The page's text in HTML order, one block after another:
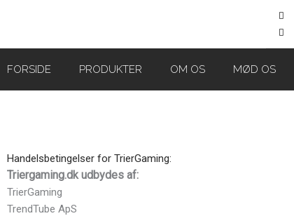
FORSIDE PRODUKTER OM OS MØD OS
Handelsbetingelser for TrierGaming:
Triergaming.dk udbydes af:
TrierGaming
TrendTube ApS